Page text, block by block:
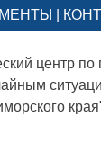
центр по